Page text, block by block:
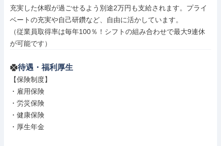
充実した休暇が過ごせるよう別途2万円も支給されます。プライ
ベートの充実や自己研鑽など、自由に活かしています。
（従業員取得率は毎年100％！シフトの組み合わせで最大9連休
が可能です）
待遇・福利厚生
【保険制度】
・雇用保険
・労災保険
・健康保険
・厚生年金